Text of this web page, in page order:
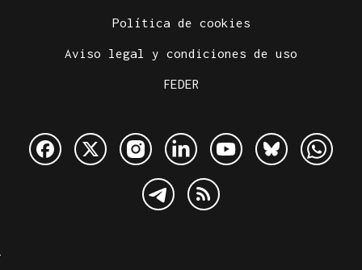
Política de cookies
Aviso legal y condiciones de uso
FEDER